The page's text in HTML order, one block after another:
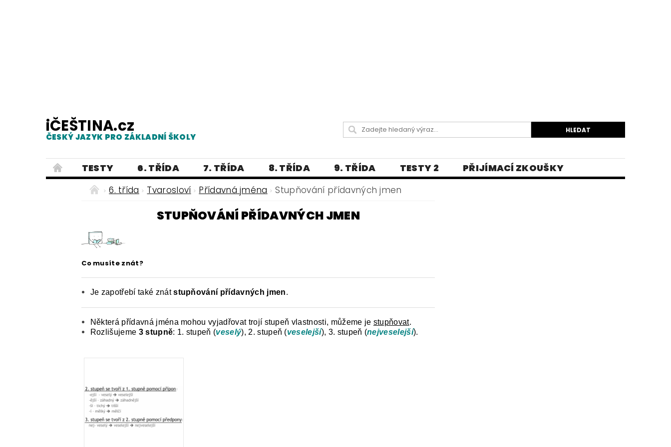
iČEŠTINA.cz
ČESKÝ JAZYK PRO ZÁKLADNÍ ŠKOLY
TESTY 6. TŘÍDA 7. TŘÍDA 8. TŘÍDA 9. TŘÍDA TESTY 2
PŘIJÍMACÍ ZKOUŠKY
PRAVOPIS
PRACOVNÍ LISTY LITERATURA JAZYKOVĚDNÝ SLOVNÍČEK
ČEŠTINA PRO UKRAJINCE - ЧЕСЬКА МОВА ДЛЯ УКРАЇНЦІВ
BLOG - VŠE O ČEŠTINĚ
ČESKÝ JAZYK PRO STŘEDNÍ ŠKOLY
O NAŠICH STRÁNKÁCH
6. třída Tvarosloví Přídavná jména Stupňování přídavných jmen
STUPŇOVÁNÍ PŘÍDAVNÝCH JMEN
Co musíte znát?
Je zapotřebí také znátstupňování přídavných jmen.
Některá přídavná jména mohou vyjadřovat trojí stupeň vlastnosti, můžeme je stupňovat.
Rozlišujeme 3 stupně: 1. stupeň (veselý), 2. stupeň (veselejší), 3. stupeň (nejveselejší).